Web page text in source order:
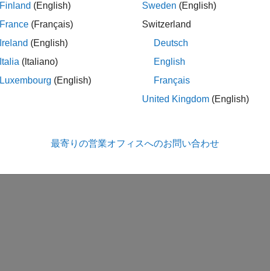
Finland (English)
France (Français)
Ireland (English)
Italia (Italiano)
Luxembourg (English)
Sweden (English)
Switzerland
Deutsch
English
Français
United Kingdom (English)
最寄りの営業オフィスへのお問い合わせ